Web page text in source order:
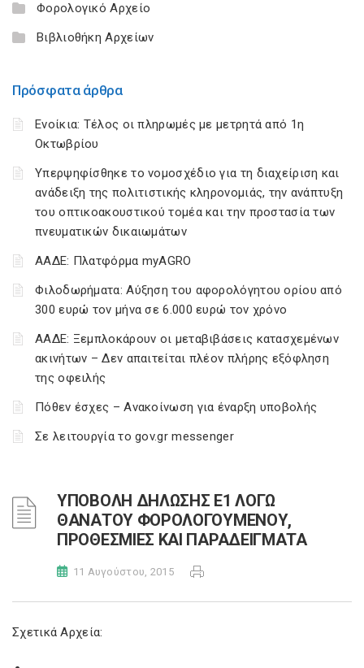
Φορολογικό Αρχείο
Βιβλιοθήκη Αρχείων
Πρόσφατα άρθρα
Ενοίκια: Τέλος οι πληρωμές με μετρητά από 1η
Οκτωβρίου
Υπερψηφίσθηκε το νομοσχέδιο για τη διαχείριση και
ανάδειξη της πολιτιστικής κληρονομιάς, την ανάπτυξη
του οπτικοακουστικού τομέα και την προστασία των
πνευματικών δικαιωμάτων
ΑΑΔΕ: Πλατφόρμα myAGRO
Φιλοδωρήματα: Αύξηση του αφορολόγητου ορίου από
300 ευρώ τον μήνα σε 6.000 ευρώ τον χρόνο
ΑΑΔΕ: Ξεμπλοκάρουν οι μεταβιβάσεις κατασχεμένων
ακινήτων – Δεν απαιτείται πλέον πλήρης εξόφληση
της οφειλής
Πόθεν έσχες – Ανακοίνωση για έναρξη υποβολής
Σε λειτουργία το gov.gr messenger
ΥΠΟΒΟΛΗ ΔΗΛΩΣΗΣ Ε1 ΛΟΓΩ
ΘΑΝΑΤΟΥ ΦΟΡΟΛΟΓΟΥΜΕΝΟΥ,
ΠΡΟΘΕΣΜΙΕΣ ΚΑΙ ΠΑΡΑΔΕΙΓΜΑΤΑ
11 Αυγούστου, 2015
Σχετικά Αρχεία: